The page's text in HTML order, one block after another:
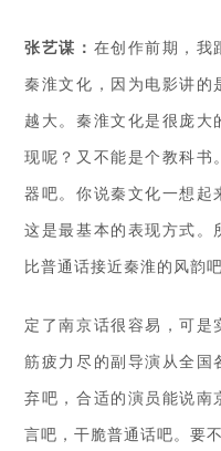
张艺谋： 在创作前期，我
秦淮文化，因为电影讲的
越大。秦淮文化是很庞大
现呢？又不能是个教科书
器吧。你说秦文化一想起
这是最基本的表现方式。
比普通话接近秦淮的风韵吧
定了南京话很容易，可是
筋疲力尽的副导演从全国
弃吧，合适的演员能说南
言吧，干脆普通话吧。要